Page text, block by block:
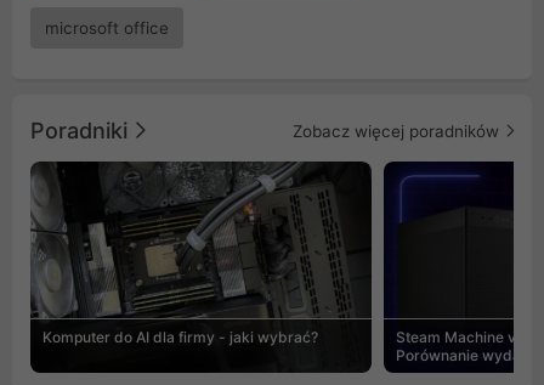
microsoft office
Poradniki Zobacz więcej poradników
Komputer do AI dla firmy - jaki wybrać?
Steam Machine vs
Porównanie